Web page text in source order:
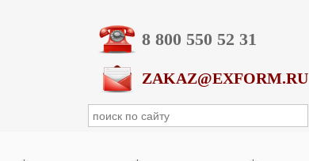
8 800 550 52 31
ZAKAZ@EXFORM.RU